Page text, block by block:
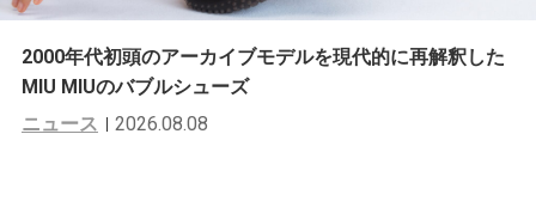
2000年代初頭のアーカイブモデルを現代的に再解釈した
MIU MIUのバブルシューズ
ニュース
2026.08.08